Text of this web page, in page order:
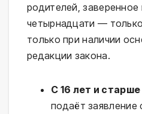
родителей,
четырнадцати —
только при наличии
редакции закона.
С 16 лет и старше
подаёт заявление